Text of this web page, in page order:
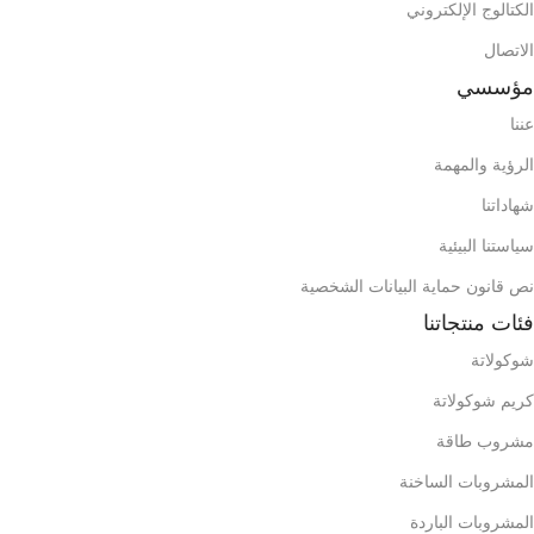
الوزن الإجمالي للكرتون
حاوية 40 قدم
محتويات الصندوق (الحقيبة)
الكتالوج الإلكتروني
الاتصال
مؤسسي
عننا
الرؤية والمهمة
شهاداتنا
سياستنا البيئية
نص قانون حماية البيانات الشخصية
فئات منتجاتنا
شوكولاتة
كريم شوكولاتة
مشروب طاقة
المشروبات الساخنة
المشروبات الباردة